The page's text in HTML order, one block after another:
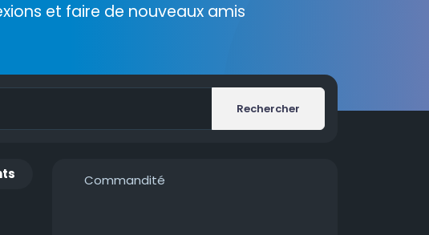
et faire de nouveaux amis
Rechercher
Commandité